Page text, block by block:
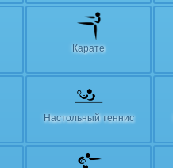
Карате
Настольный теннис